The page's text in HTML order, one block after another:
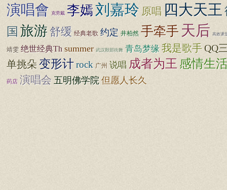
演唱會 克劳戴 李嫣刘嘉玲 原唱 四大天王
国旅游舒缓 经典老歌 约定 井柏然 手牵手 天后 高效课
靖雯 绝世经典Th summer 武汉獸部街舞 青岛梦缘 我是歌手QQ
单挑朵变形计rock 广州 说唱 成者为王 感情生
药店 演唱会 五明佛学院 但愿人长久